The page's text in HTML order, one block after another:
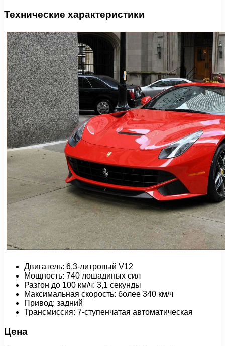
Технические характеристики
Двигатель: 6,3-литровый V12
Мощность: 740 лошадиных сил
Разгон до 100 км/ч: 3,1 секунды
Максимальная скорость: более 340 км/ч
Привод: задний
Трансмиссия: 7-ступенчатая автоматическая
Цена